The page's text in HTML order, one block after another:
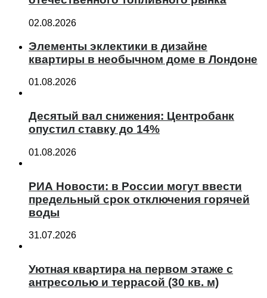
02.08.2026
Элементы эклектики в дизайне
квартиры в необычном доме в Лондоне
01.08.2026
Десятый вал снижения: Центробанк
опустил ставку до 14%
01.08.2026
РИА Новости: в России могут ввести
предельный срок отключения горячей
воды
31.07.2026
Уютная квартира на первом этаже с
антресолью и террасой (30 кв. м)